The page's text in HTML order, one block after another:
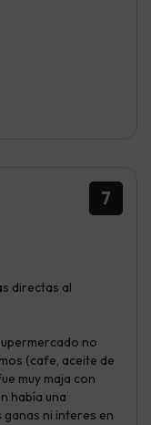
7
directas al
no
(cafe, aceite de
muy maja con
había una
ni interes en